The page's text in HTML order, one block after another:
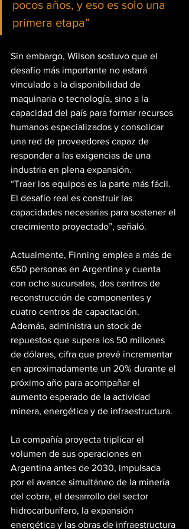
pocos años, y eso es solo una
primera etapa”
Sin embargo, Wilson sostuvo que el
desafío más importante no estará
vinculado a la disponibilidad de
maquinaria o tecnología, sino a la
capacidad del país para formar recursos
humanos especializados y consolidar
una red de proveedores capaz de
responder a las exigencias de una
industria en plena expansión.
“Traer los equipos es la parte más fácil.
El desafío real es construir las
capacidades necesarias para sostener el
crecimiento proyectado”, señaló.
Actualmente, Finning emplea a más de
650 personas en Argentina y cuenta
con ocho sucursales, dos centros de
reconstrucción de componentes y
cuatro centros de capacitación.
Además, administra un stock de
repuestos que supera los 50 millones
de dólares, cifra que prevé incrementar
en aproximadamente un 20% durante el
próximo año para acompañar el
aumento esperado de la actividad
minera, energética y de infraestructura.
La compañía proyecta triplicar el
volumen de sus operaciones en
Argentina antes de 2030, impulsada
por el avance simultáneo de la minería
del cobre, el desarrollo del sector
hidrocarburífero, la expansión
energética y las obras de infraestructura